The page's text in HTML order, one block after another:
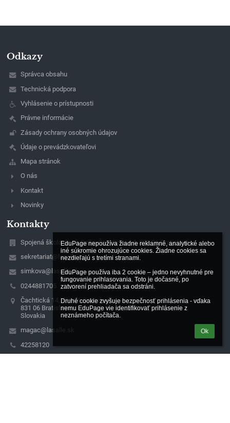
EduPage nepoužíva žiadne reklamné, analytické alebo
iné súkromie ohrozujúce cookies. Žiadne cookies sa
nezdieľajú s tretími stranami.
EduPage používa iba 2 cookie – jedno nevyhnutné pre
fungovanie prihlasovania. Toto je dočasné, po
zatvorení prehliadača sa odstráni.
Druhé cookie zvyšuje bezpečnosť prihlásenia - vďaka
nemu EduPage vie identifikovať prihlásenie z
neznámeho počítača.
Ok
Odkazy
Správca obsahu
Technická podpora
Vyhlásenie o prístupnosti
Právne informácie
Zásady ochrany osobných údajov
Údaje o prevádzkovateľovi
Mapa stránok
O nás
Kontakt
Novinky
Kontakty
Spojená škola de La Salle, Čachtická 14, 831 06 Bratislava
sekretariat@lasalle.sk
simkova@lasalle.sk
0244881705
Čachtická 14, 831 06 Bratislava
831 06 Bratislava
Slovakia
magac@lasalle.sk
42258120